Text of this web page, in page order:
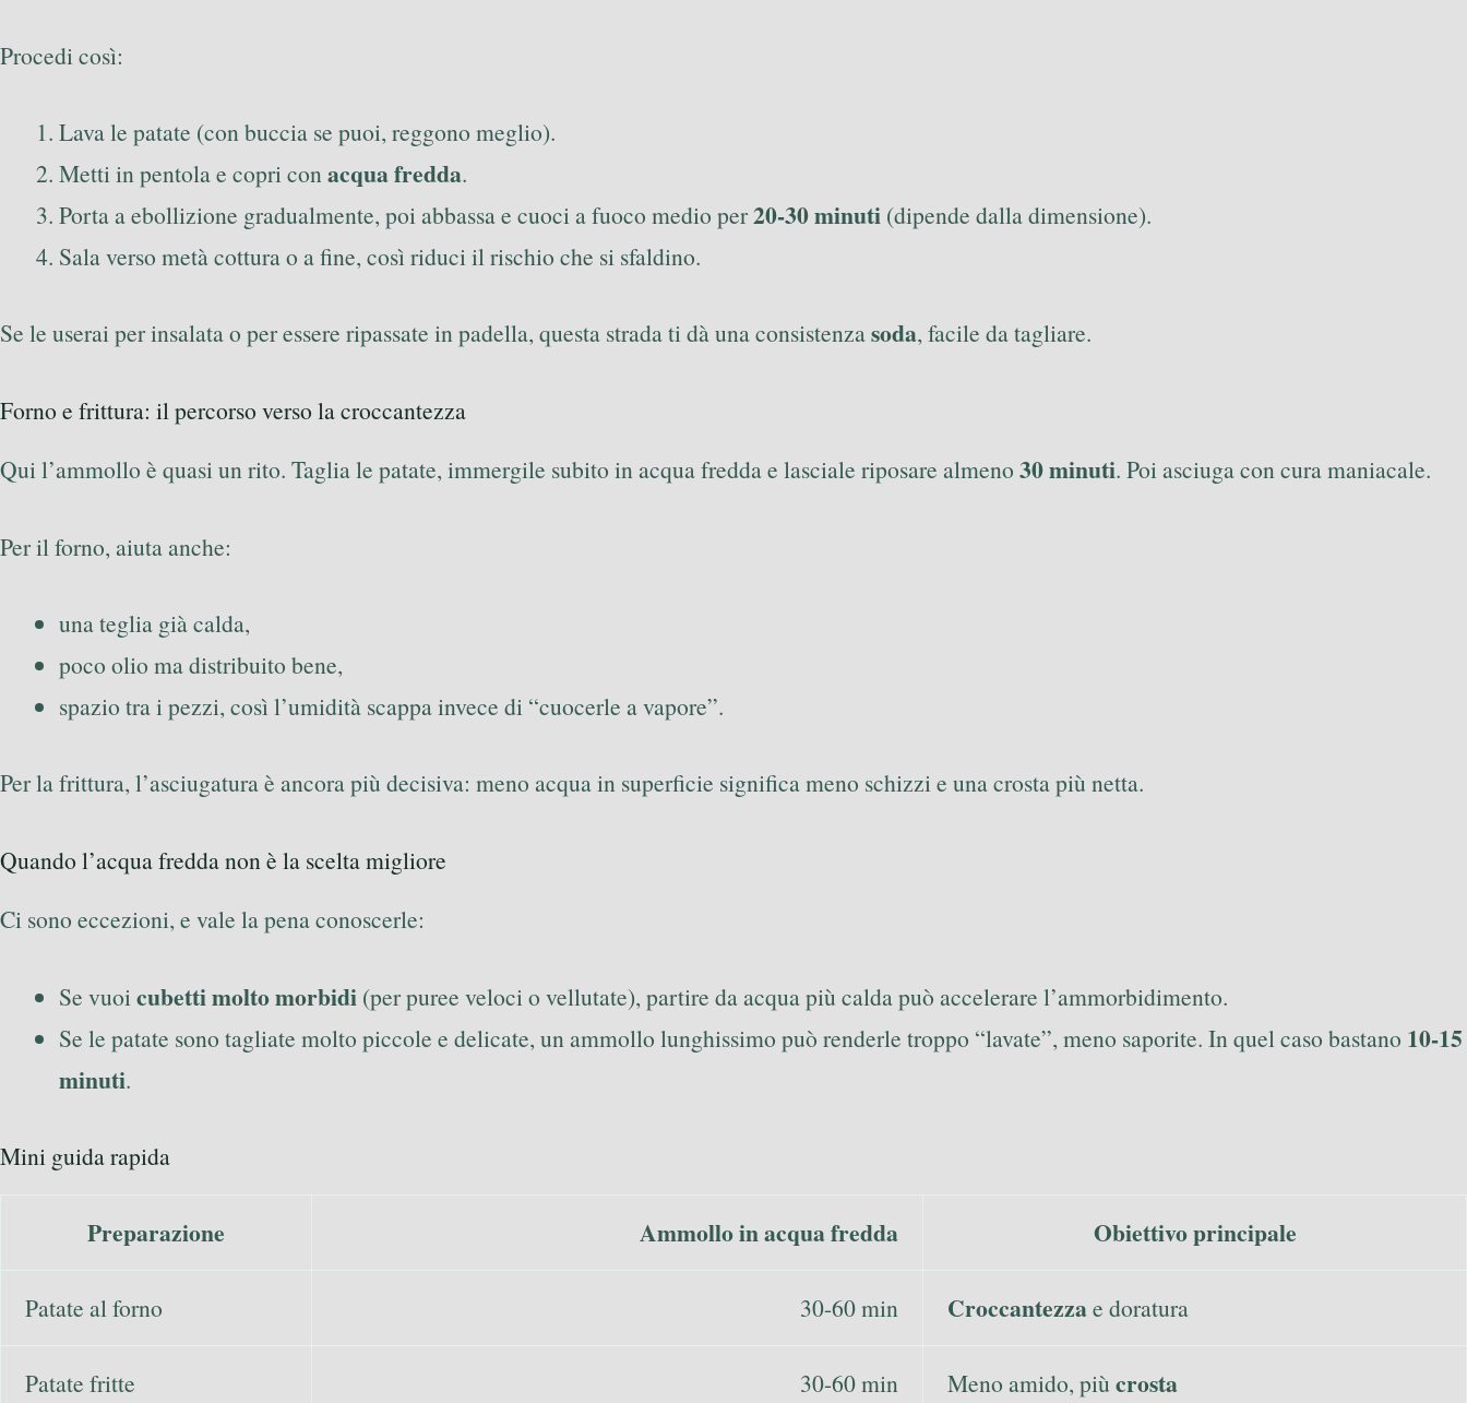
Procedi così:
Lava le patate (con buccia se puoi, reggono meglio).
Metti in pentola e copri conacqua fredda.
Porta a ebollizione gradualmente, poi abbassa e cuoci a fuoco medio per20-30 minuti (dipende dalla dimensione).
Sala verso metà cottura o a fine, così riduci il rischio che si sfaldino.
Se le userai per insalata o per essere ripassate in padella, questa strada ti dà una consistenzasoda, facile da tagliare.
Forno e frittura: il percorso verso la croccantezza
Qui l’ammollo è quasi un rito. Taglia le patate, immergile subito in acqua fredda e lasciale riposare almeno 30 minuti. Poi asciuga con cura maniacale.
Per il forno, aiuta anche:
una teglia già calda,
poco olio ma distribuito bene,
spazio tra i pezzi, così l’umidità scappa invece di “cuocerle a vapore”.
Per la frittura, l’asciugatura è ancora più decisiva: meno acqua in superficie significa meno schizzi e una crosta più netta.
Quando l’acqua fredda non è la scelta migliore
Ci sono eccezioni, e vale la pena conoscerle:
Se vuoi cubetti molto morbidi (per puree veloci o vellutate), partire da acqua più calda può accelerare l’ammorbidimento.
Se le patate sono tagliate molto piccole e delicate, un ammollo lunghissimo può renderle troppo “lavate”, meno saporite. In quel caso bastano 10-15
minuti.
Mini guida rapida
Preparazione Ammollo in acqua fredda Obiettivo principale
Patate al forno 30-60 min Croccantezzae doratura
Patate fritte 30-60 min Meno amido, più crosta